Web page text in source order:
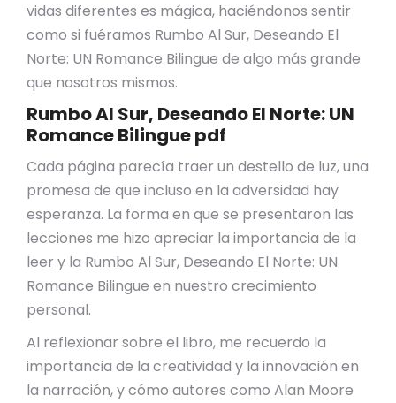
vidas diferentes es mágica, haciéndonos sentir
como si fuéramos Rumbo Al Sur, Deseando El
Norte: UN Romance Bilingue de algo más grande
que nosotros mismos.
Rumbo Al Sur, Deseando El Norte: UN
Romance Bilingue pdf
Cada página parecía traer un destello de luz, una
promesa de que incluso en la adversidad hay
esperanza. La forma en que se presentaron las
lecciones me hizo apreciar la importancia de la
leer y la Rumbo Al Sur, Deseando El Norte: UN
Romance Bilingue en nuestro crecimiento
personal.
Al reflexionar sobre el libro, me recuerdo la
importancia de la creatividad y la innovación en
la narración, y cómo autores como Alan Moore